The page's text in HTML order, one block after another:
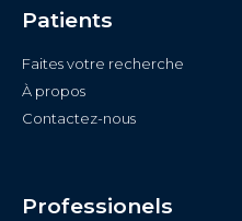
Patients
Faites votre recherche
À propos
Contactez-nous
Professionels